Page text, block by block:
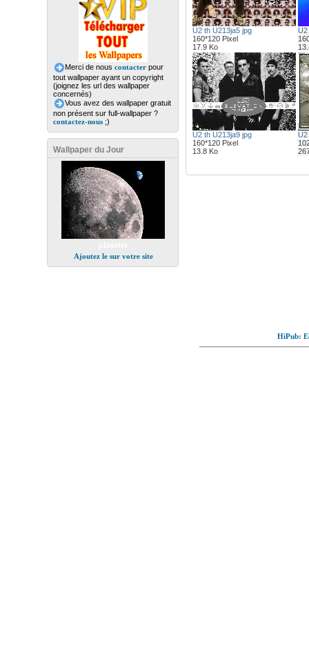
Merci de nous contacterpour
tout wallpaper ayant un copyright
(joignez les url des wallpaper
concernés)
Vous avez des wallpaper gratuit
non présent sur full-wallpaper ?
contactez-nous;)
Wallpaper du Jour
Ajoutez le sur votre site
U2 th U213ja5 jpg
160*120 Pixel
17.9 Ko
U2
U2 th U213ja9 jpg
160*120 Pixel
13.8 Ko
U2
HiPub: